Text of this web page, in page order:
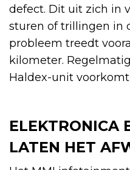
defect. Dit uit zich in
sturen of trillingen in
probleem treedt
kilometer.
Haldex-unit
ELEKTRONICA
LATEN HET